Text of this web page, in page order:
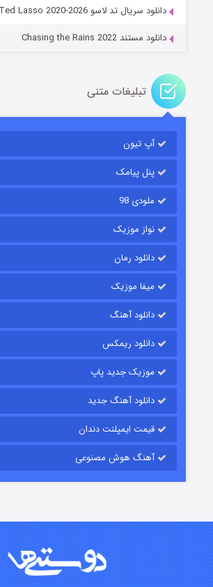
رویایی برای تو
قسمت
قسمت۲ (دوبله) منتشر شد
دانلود سریال تد لاسو Ted Lasso 2020-2026
دانلود مستند Chasing the Rains 2022
تبلیغات متنی
آپ تیون
پنل پیامک
ملودی 98
نواز موزیک
دانلود رمان
میفا موزیک
دانلود آهنگ
دانلود ریمکس
موزیک جدید پاپ
دانلود آهنگ جدید
قیمت ایمپلنت دندان
آهنگ هوش مصنوعی